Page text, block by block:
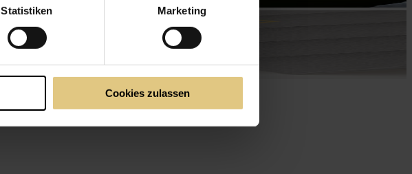
Statistiken Marketing
Cookies zulassen